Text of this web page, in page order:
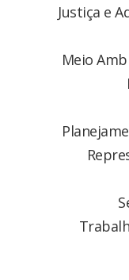
Justiça e
Meio